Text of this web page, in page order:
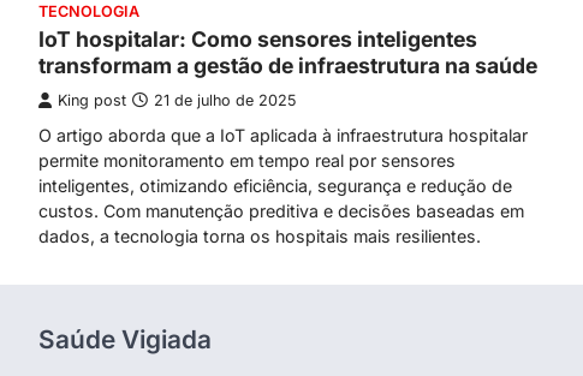
TECNOLOGIA
IoT hospitalar: Como sensores inteligentes
transformam a gestão de infraestrutura na saúde
King post 21 de julho de 2025
O artigo aborda que a IoT aplicada à infraestrutura hospitalar
permite monitoramento em tempo real por sensores
inteligentes, otimizando eficiência, segurança e redução de
custos. Com manutenção preditiva e decisões baseadas em
dados, a tecnologia torna os hospitais mais resilientes.
Saúde Vigiada